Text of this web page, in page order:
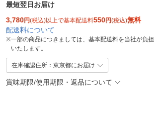
最短翌日お届け
3,780円(税込)以上で基本配送料550円(税込)無料
配送料について
※一部の商品につきましては、基本配送料を当社が負担
いたします。
在庫確認住所：東京都にお届け
賞味期限/使用期限・返品について